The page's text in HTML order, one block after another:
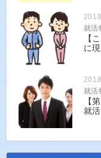
就活
【
に
就活
【
就